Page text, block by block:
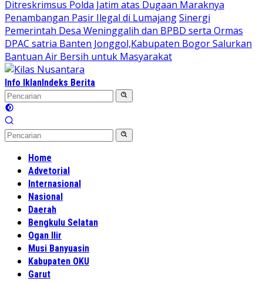
Ditreskrimsus Polda Jatim atas Dugaan Maraknya
Penambangan Pasir Ilegal di LumajangSinergi
Pemerintah Desa Weninggalih dan BPBD serta Ormas
DPAC satria Banten Jonggol,Kabupaten Bogor Salurkan
Bantuan Air Bersih untuk Masyarakat
Info IklanIndeks Berita
Home
Advetorial
Internasional
Nasional
Daerah
Bengkulu Selatan
Ogan Ilir
Musi Banyuasin
Kabupaten OKU
Garut